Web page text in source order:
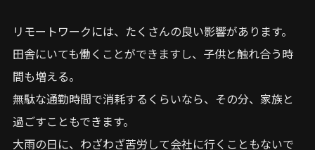
リモートワークには、たくさんの良い影響があります。
田舎にいても働くことができますし、子供と触れ合う時
間も増える。
無駄な通勤時間で消耗するくらいなら、その分、家族と
過ごすこともできます。
大雨の日に、わざわざ苦労して会社に行くこともないで